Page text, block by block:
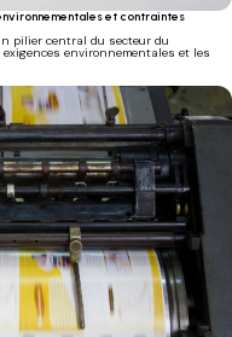
et contraintes
pilier central du secteur du
environnementales et les